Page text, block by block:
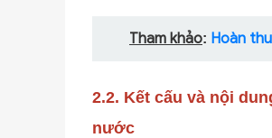
Tham khảo: Hoàn
2.2. Kết cấu và nội
nước